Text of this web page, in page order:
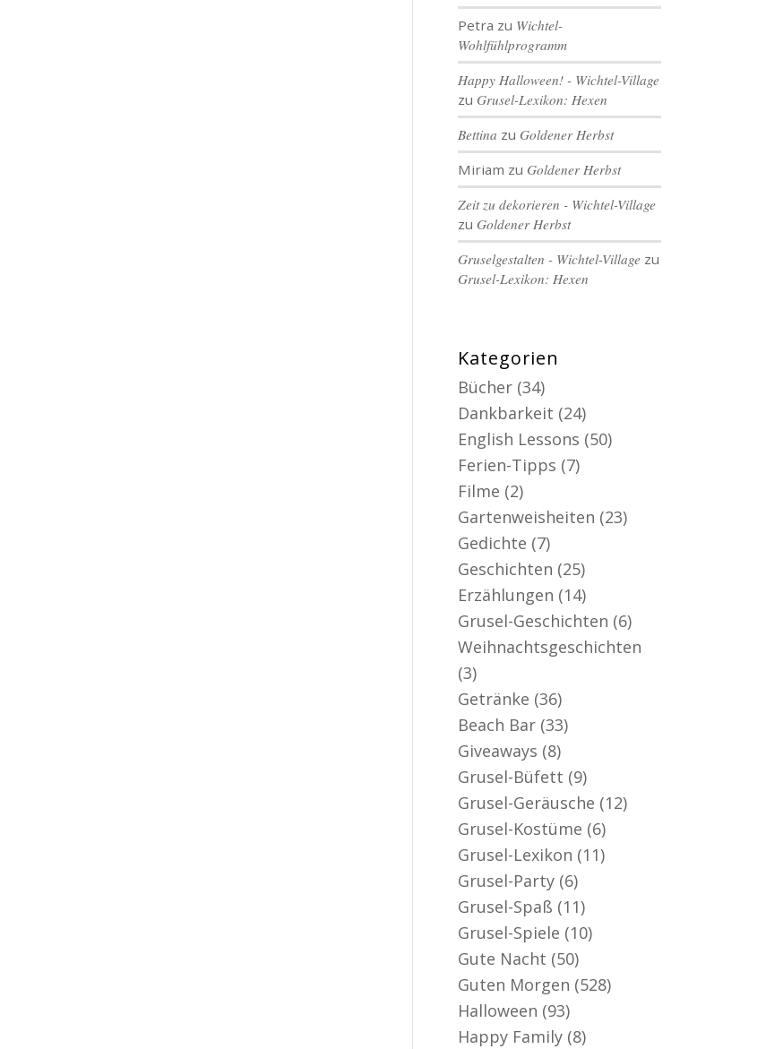
Petra zu Wichtel-
Wohlfühlprogramm
Happy Halloween! - Wichtel-Village
zuGrusel-Lexikon: Hexen
Bettina zuGoldener Herbst
Miriam zuGoldener Herbst
Zeit zu dekorieren - Wichtel-Village
zuGoldener Herbst
Gruselgestalten - Wichtel-Village zu
Grusel-Lexikon: Hexen
Kategorien
Bücher (34)
Dankbarkeit (24)
English Lessons (50)
Ferien-Tipps (7)
Filme (2)
Gartenweisheiten (23)
Gedichte (7)
Geschichten (25)
Erzählungen (14)
Grusel-Geschichten (6)
Weihnachtsgeschichten
(3)
Getränke (36)
Beach Bar (33)
Giveaways (8)
Grusel-Büfett (9)
Grusel-Geräusche (12)
Grusel-Kostüme (6)
Grusel-Lexikon (11)
Grusel-Party (6)
Grusel-Spaß (11)
Grusel-Spiele (10)
Gute Nacht (50)
Guten Morgen (528)
Halloween (93)
Happy Family (8)